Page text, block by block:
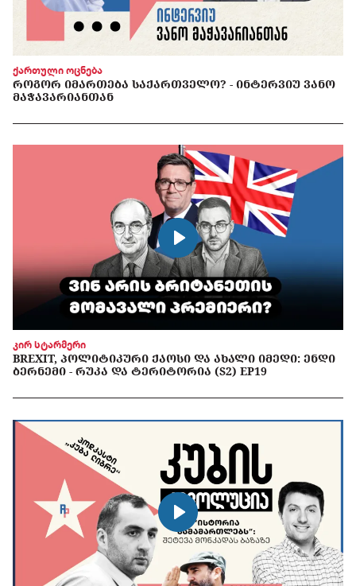
ქართული ოცნება
ᲠᲝᲒᲝᲠ ᲘᲛᲐᲠᲗᲔᲑᲐ ᲡᲐᲥᲐᲠᲗᲕᲔᲚᲝ? - ᲘᲜᲢᲔᲠᲕᲘᲣ ᲕᲐᲜᲝ
ᲛᲐᲭᲐᲕᲐᲠᲘᲐᲜᲗᲐᲜ
კირ სტარმერი
BREXIT, ᲞᲝᲚᲘᲢᲘᲙᲣᲠᲘ ᲥᲐᲝᲡᲘ ᲓᲐ ᲐᲮᲐᲚᲘ ᲘᲛᲔᲓᲘ: ᲔᲜᲓᲘ
ᲑᲔᲠᲜᲔᲛᲘ - ᲠᲣᲙᲐ ᲓᲐ ᲢᲔᲠᲘᲢᲝᲠᲘᲐ (S2) EP19